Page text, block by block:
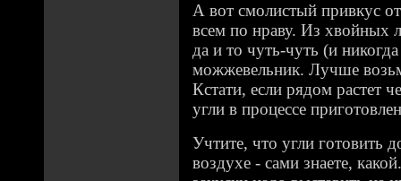
А вот смолистый привкус
всем по нраву. Из хвойных
да и то чуть-чуть (и
можжевельник. Лучше
Кстати, если рядом растет
угли в процессе
Учтите, что угли готовить
воздухе - сами знаете,